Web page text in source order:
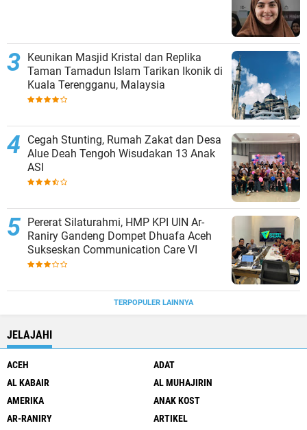
Keunikan Masjid Kristal dan Replika
Taman Tamadun Islam Tarikan Ikonik di
Kuala Terengganu, Malaysia
Cegah Stunting, Rumah Zakat dan Desa
Alue Deah Tengoh Wisudakan 13 Anak
ASI
Pererat Silaturahmi, HMP KPI UIN Ar-
Raniry Gandeng Dompet Dhuafa Aceh
Sukseskan Communication Care VI
TERPOPULER LAINNYA
JELAJAHI
ACEH
ADAT
AL KABAIR
AL MUHAJIRIN
AMERIKA
ANAK KOST
AR-RANIRY
ARTIKEL